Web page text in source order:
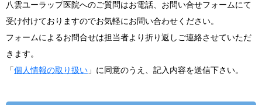
八雲ユーラップ医院へのご質問はお電話、お問い合せフォームにて
受け付けておりますのでお気軽にお問い合わせください。
フォームによるお問合せは担当者より折り返しご連絡させていただ
きます。
「個人情報の取り扱い 」に同意のうえ、記入内容を送信下さい。